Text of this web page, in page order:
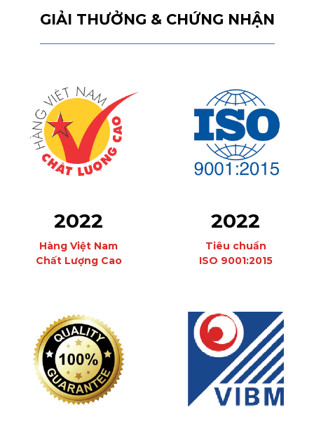
GIẢI THƯỞNG & CHỨNG NHẬN
2022
Hàng Việt Nam
Chất Lượng Cao
2022
Tiêu chuẩn
ISO 9001:2015